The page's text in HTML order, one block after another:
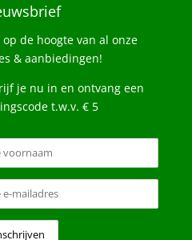
de hoogte van al onze
& aanbiedingen!
je nu in en ontvang een
t.w.v. € 5